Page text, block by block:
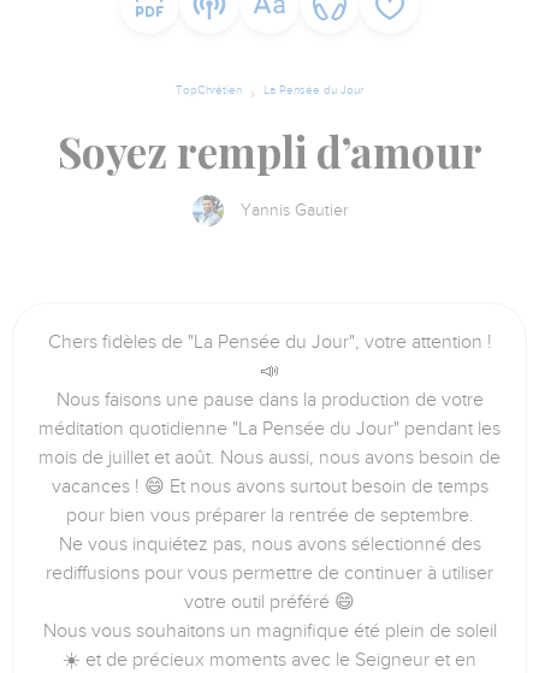
TopChrétien La Pensée du Jour
Soyez rempli d’amour
Yannis Gautier
Chers fidèles de "La Pensée du Jour", votre attention !
📣
Nous faisons une pause dans la production de votre
méditation quotidienne "La Pensée du Jour" pendant les
mois de juillet et août. Nous aussi, nous avons besoin de
vacances ! 😄 Et nous avons surtout besoin de temps
pour bien vous préparer la rentrée de septembre.
Ne vous inquiétez pas, nous avons sélectionné des
rediffusions pour vous permettre de continuer à utiliser
votre outil préféré 😄
Nous vous souhaitons un magnifique été plein de soleil
☀️ et de précieux moments avec le Seigneur et en